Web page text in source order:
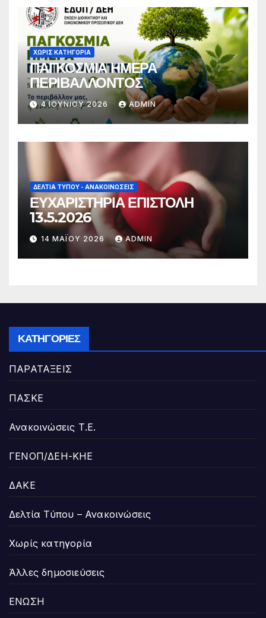
ΧΩΡΊΣ ΚΑΤΗΓΟΡΊΑ
ΠΑΓΚΟΣΜΙΑ ΗΜΕΡΑ
ΠΕΡΙΒΑΛΛΟΝΤΟΣ
4 ΙΟΥΝΊΟΥ 2026 ADMIN
ΔΕΛΤΊΑ ΤΎΠΟΥ - ΑΝΑΚΟΙΝΏΣΕΙΣ
ΕΥΧΑΡΙΣΤΗΡΙΑ ΕΠΙΣΤΟΛΗ
13.5.2026
14 ΜΑΪ́ΟΥ 2026 ADMIN
ΚΑΤΗΓΟΡΊΕΣ
ΠΑΡΑΤΑΞΕΙΣ
ΠΑΣΚΕ
Ανακοινώσεις Τ.Ε.
ΓΕΝΟΠ/ΔΕΗ-ΚΗΕ
ΔΑΚΕ
Δελτία Τύπου – Ανακοινώσεις
Χωρίς κατηγορία
Άλλες δημοσιεύσεις
ΕΝΩΣΗ